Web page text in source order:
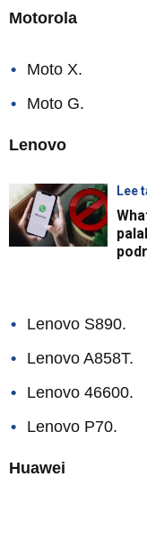
Motorola
Moto X.
Moto G.
Lenovo
Lee
Lenovo S890.
Lenovo A858T.
Lenovo 46600.
Lenovo P70.
Huawei